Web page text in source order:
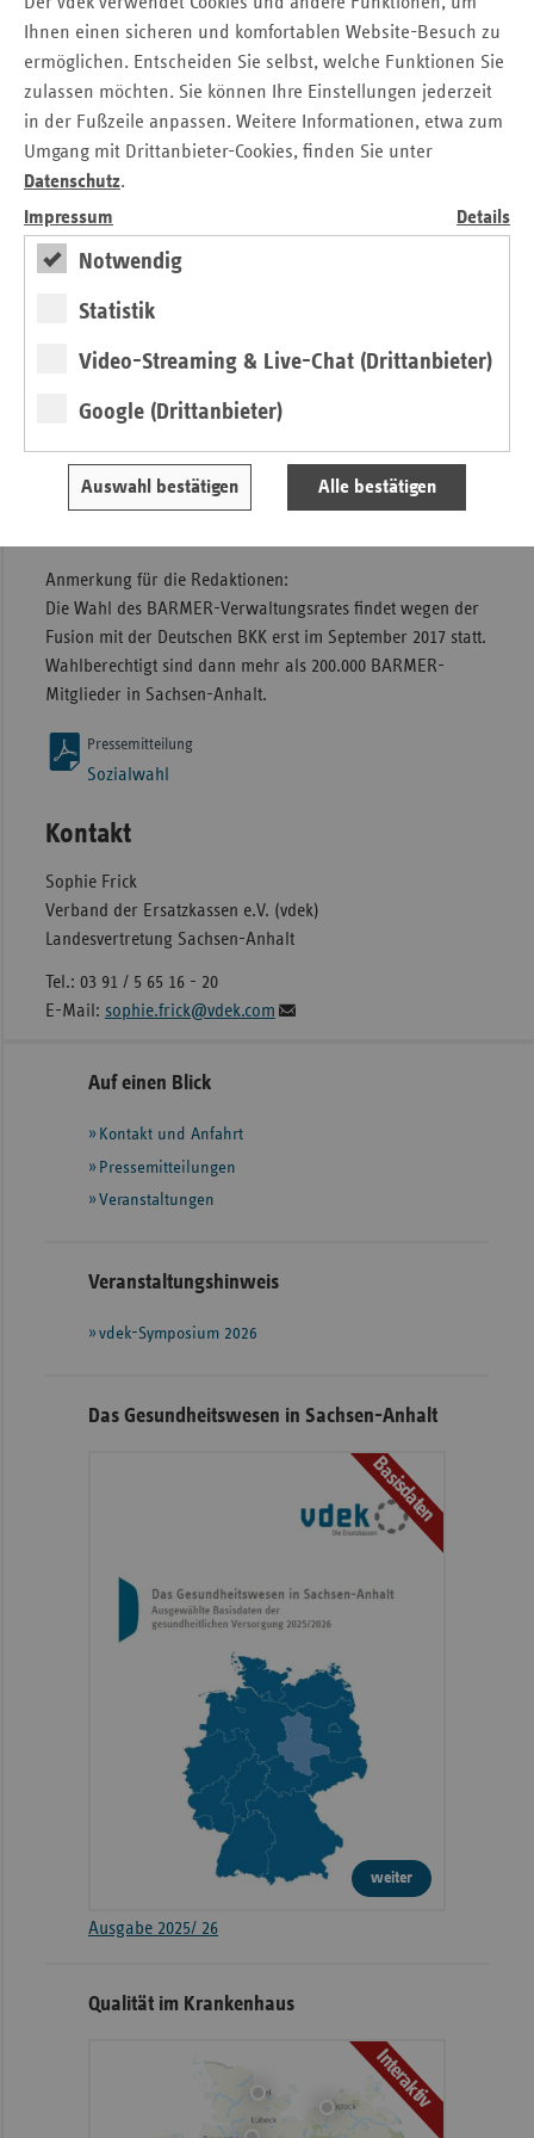
Ihnen einen sicheren und komfortablen Website-Besuch zu
ermöglichen. Entscheiden Sie selbst, welche Funktionen Sie
zulassen möchten. Sie können Ihre Einstellungen jederzeit
in der Fußzeile anpassen. Weitere Informationen, etwa zum
Umgang mit Drittanbieter-Cookies, finden Sie unter
Datenschutz.
Impressum
Details
Notwendig
Statistik
Video-Streaming & Live-Chat (Drittanbieter)
Google (Drittanbieter)
Auswahl bestätigen Alle bestätigen
Stecken ihn in einen dafür erhaltenen roten Briefumschlag
und bringen diesen zur Post. Als Wahlurnen gelten
Durch die Wahl ihrer Interessenvertreter können die
Ersatzkassenmitglieder die Selbstverwaltung nach ihren
Bedürfnissen ausrichten. Der Versicherte zahlt nicht nur die
GKV-Beiträge, sondern hat auch Einfluss darauf, wie sie
verwendet werden.
„Mit ihrer Wahlentscheidung nehmen die Versicherten
Selbstverwaltung ihrer Krankenkasse Einfluss. Diese
Familien und die Ausrichtung der Services für Versicherte.
Deshalb unsere Botschaft an alle Ersatzkassenmitglieder:
Nutzen Sie Ihr Wahlrecht, stimmen Sie ab und entscheiden
Sie mit!“ – appelliert Dr. Klaus Holst, Leiter der vdek-
Anmerkung für die Redaktionen:
Die Wahl des BARMER-Verwaltungsrates findet wegen der
Fusion mit der Deutschen BKK erst im September 2017 statt.
Wahlberechtigt sind dann mehr als 200.000 BARMER-
Mitglieder in Sachsen-Anhalt.
Pressemitteilung
Sozialwahl
Kontakt
Sophie Frick
Verband der Ersatzkassen e.V. (vdek)
Landesvertretung Sachsen-Anhalt
Tel.: 03 91 / 5 65 16 - 20
E-Mail: sophie.frick@vdek.com
Seitennavigation
Seitenleiste
weiteren
Informationen
Auf einen Blick
Kontakt und Anfahrt
Pressemitteilungen
Veranstaltungen
Veranstaltungshinweis
vdek-Symposium 2026
Das Gesundheitswesen in Sachsen-Anhalt
Basisdaten
weiter
Ausgabe 2025/ 26
Qualität im Krankenhaus
Interaktiv